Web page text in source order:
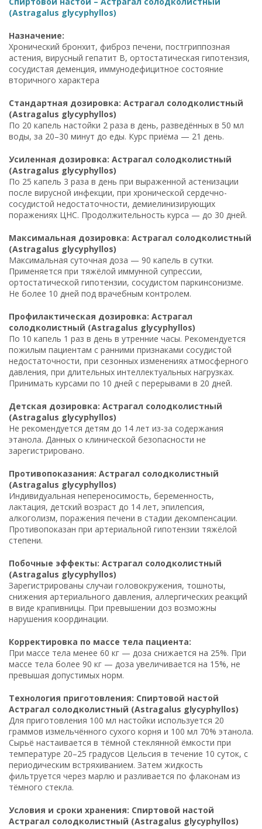
(Astragalus glycyphyllos)
Назначение:
Хронический бронхит, фиброз печени, постгриппозная
астения, вирусный гепатит B, ортостатическая гипотензия,
сосудистая деменция, иммунодефицитное состояние
вторичного характера
Стандартная дозировка: Астрагал солодколистный
(Astragalus glycyphyllos)
По 20 капель настойки 2 раза в день, разведённых в 50 мл
воды, за 20–30 минут до еды. Курс приёма — 21 день.
Усиленная дозировка: Астрагал солодколистный
(Astragalus glycyphyllos)
По 25 капель 3 раза в день при выраженной астенизации
после вирусной инфекции, при хронической сердечно-
сосудистой недостаточности, демиелинизирующих
поражениях ЦНС. Продолжительность курса — до 30 дней.
Максимальная дозировка: Астрагал солодколистный
(Astragalus glycyphyllos)
Максимальная суточная доза — 90 капель в сутки.
Применяется при тяжёлой иммунной супрессии,
ортостатической гипотензии, сосудистом паркинсонизме.
Не более 10 дней под врачебным контролем.
Профилактическая дозировка: Астрагал
солодколистный (Astragalus glycyphyllos)
По 10 капель 1 раз в день в утренние часы. Рекомендуется
пожилым пациентам с ранними признаками сосудистой
недостаточности, при сезонных изменениях атмосферного
давления, при длительных интеллектуальных нагрузках.
Принимать курсами по 10 дней с перерывами в 20 дней.
Детская дозировка: Астрагал солодколистный
(Astragalus glycyphyllos)
Не рекомендуется детям до 14 лет из-за содержания
этанола. Данных о клинической безопасности не
зарегистрировано.
Противопоказания: Астрагал солодколистный
(Astragalus glycyphyllos)
Индивидуальная непереносимость, беременность,
лактация, детский возраст до 14 лет, эпилепсия,
алкоголизм, поражения печени в стадии декомпенсации.
Противопоказан при артериальной гипотензии тяжёлой
степени.
Побочные эффекты: Астрагал солодколистный
(Astragalus glycyphyllos)
Зарегистрированы случаи головокружения, тошноты,
снижения артериального давления, аллергических реакций
в виде крапивницы. При превышении доз возможны
нарушения координации.
Корректировка по массе тела пациента:
При массе тела менее 60 кг — доза снижается на 25%. При
массе тела более 90 кг — доза увеличивается на 15%, не
превышая допустимых норм.
Технология приготовления: Спиртовой настой
Астрагал солодколистный (Astragalus glycyphyllos)
Для приготовления 100 мл настойки используется 20
граммов измельчённого сухого корня и 100 мл 70% этанола.
Сырьё настаивается в тёмной стеклянной ёмкости при
температуре 20–25 градусов Цельсия в течение 10 суток, с
периодическим встряхиванием. Затем жидкость
фильтруется через марлю и разливается по флаконам из
тёмного стекла.
Условия и сроки хранения: Спиртовой настой
Астрагал солодколистный (Astragalus glycyphyllos)